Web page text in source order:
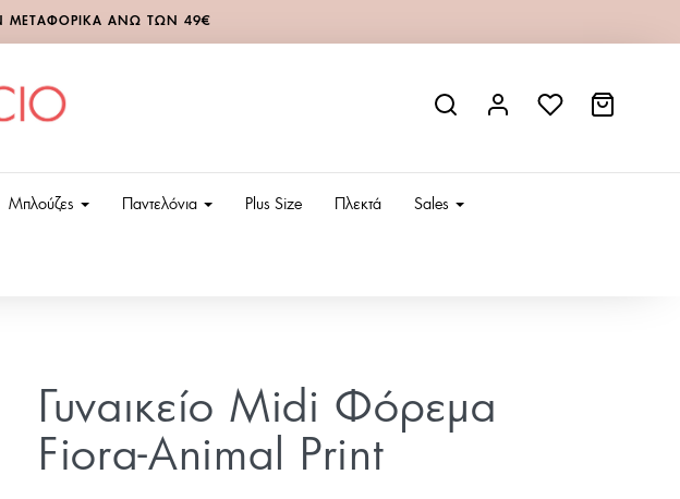
ΜΕΤΑΦΟΡΙΚΑ ΑΝΩ ΤΩΝ 49€
Μπλούζες Παντελόνια Plus Size Πλεκτά Sales
Γυναικείο Midi Φόρεμα
Fiora-Animal Print